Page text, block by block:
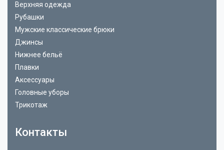
Верхняя одежда
Рубашки
Мужские классические брюки
Джинсы
Нижнее бельё
Плавки
Аксессуары
Головные уборы
Трикотаж
Контакты